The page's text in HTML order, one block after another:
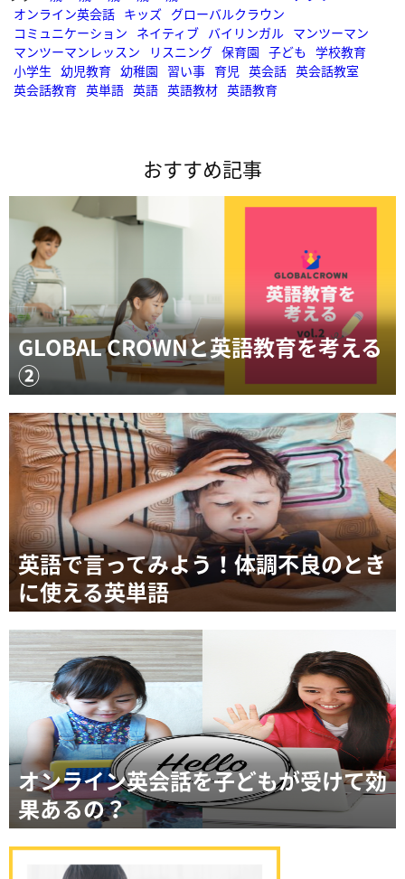
オンライン英会話 キッズ グローバルクラウン
コミュニケーション ネイティブ バイリンガル マンツーマン
マンツーマンレッスン
リスニング 保育園 子ども 学校教育
小学生 幼児教育 幼稚園 習い事 育児 英会話 英会話教室
英会話教育 英単語 英語 英語教材 英語教育
おすすめ記事
GLOBAL CROWNと英語教育を考える
②
英語で言ってみよう！体調不良のとき
に使える英単語
オンライン英会話を子どもが受けて効
果あるの？